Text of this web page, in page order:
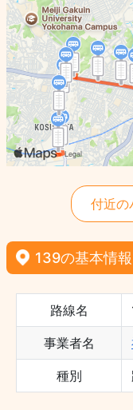
付近の
139の基本情報
路線名
事業者名
種別